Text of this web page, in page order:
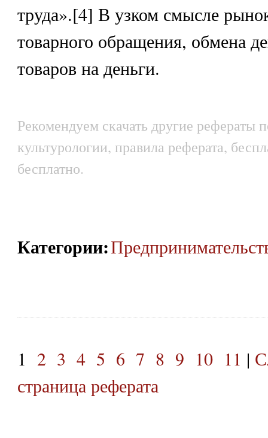
труда».[4] В узком смысле
товарного обращения, обмена
товаров на деньги.
Рекомендуем скачать другие рефераты
культурологии, правила реферата,
бесплатно.
Категории:
1 2 3 4 5 6 7 8 9 10 11 |
страница реферата